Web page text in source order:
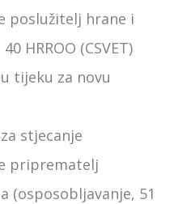
poslužitelj hrane i
HRROO (CSVET)
tijeku za novu
stjecanje
priprematelj
(osposobljavanje, 51